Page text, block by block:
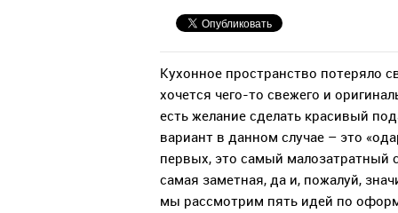
Кухонное пространство потеряло
хочется чего-то свежего и
есть желание сделать красивый
вариант в данном случае – это
первых, это самый малозатратный
самая заметная, да и, пожалуй,
мы рассмотрим пять идей по